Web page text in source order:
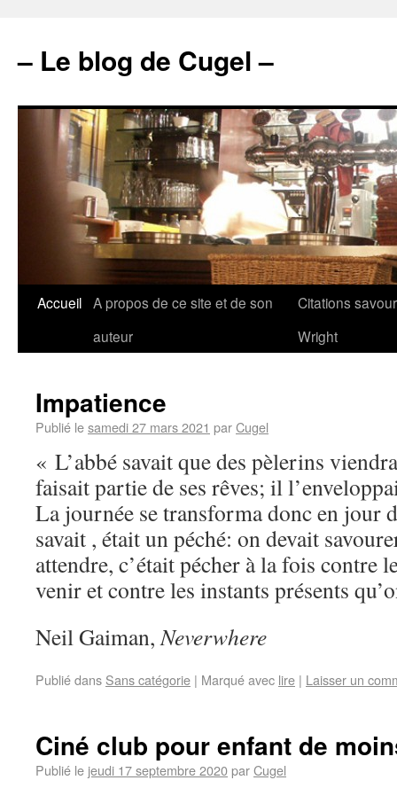
– Le blog de Cugel –
Accueil A propos de ce site et de son
auteur
Citations
Wright
Impatience
Publié lesamedi 27 mars 2021 parCugel
« L’abbé savait que des pèlerins
faisait partie de ses rêves; il
La journée se transforma donc en jour
savait , était un péché: on devait
attendre, c’était pécher à la fois contre
venir et contre les instants présents
Neil Gaiman,Neverwhere
Publié dans Sans catégorie | Marqué avec lire | Laisser un
Ciné club pour enfant de
Publié le jeudi 17 septembre 2020parCugel